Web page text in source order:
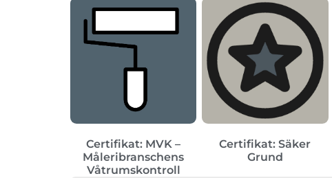
Certifikat: MVK –
Måleribranschens
Våtrumskontroll
Certifikat: Säker
Grund